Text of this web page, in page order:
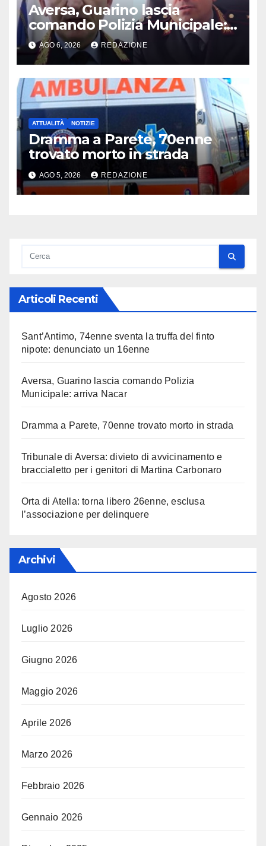
Aversa, Guarino lascia
comando Polizia Municipale:
arriva Nacar
AGO 6, 2026 REDAZIONE
ATTUALITÀ NOTIZIE
Dramma a Parete, 70enne
trovato morto in strada
AGO 5, 2026 REDAZIONE
Articoli Recenti
Sant’Antimo, 74enne sventa la truffa del finto
nipote: denunciato un 16enne
Aversa, Guarino lascia comando Polizia
Municipale: arriva Nacar
Dramma a Parete, 70enne trovato morto in strada
Tribunale di Aversa: divieto di avvicinamento e
braccialetto per i genitori di Martina Carbonaro
Orta di Atella: torna libero 26enne, esclusa
l’associazione per delinquere
Archivi
Agosto 2026
Luglio 2026
Giugno 2026
Maggio 2026
Aprile 2026
Marzo 2026
Febbraio 2026
Gennaio 2026